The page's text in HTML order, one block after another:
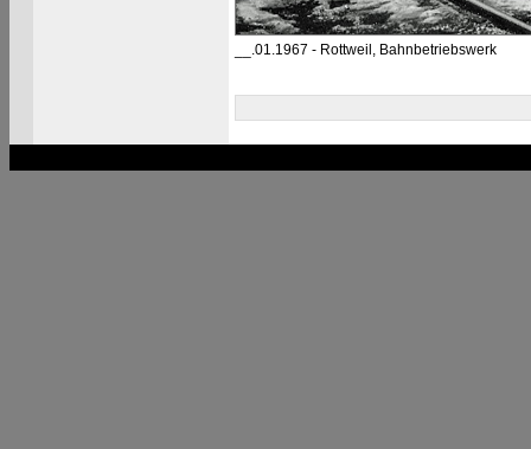
__.01.1967 - Rottweil, Bahnbetriebswerk